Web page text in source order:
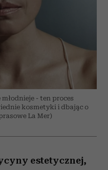
- ten proces
kosmetyki i dbając o
La Mer)
estetycznej,